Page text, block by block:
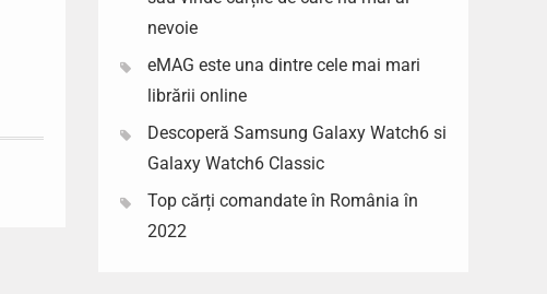
nevoie
eMAG este una dintre cele mai mari
librării online
Descoperă Samsung Galaxy Watch6 si
Galaxy Watch6 Classic
Top cărți comandate în România în
2022